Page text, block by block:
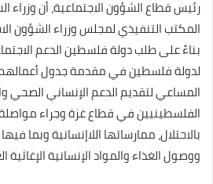
رئيس قطاع الشؤون الاجتماعية، أن وزراء
المكتب التنفيذي لمجلس وزراء الشؤون
بناءً على طلب دولة فلسطين الدعم
لدولة فلسطين في مقدمة جدول
المساعي لتقديم الدعم الإنساني الصحي
الفلسطينيين في قطاع غزة وجراء مواصلة
بالاحتلال، ممارساتها اللاإنسانية وبما
ووصول الغذاء والمواد الإنسانية الإغاثية